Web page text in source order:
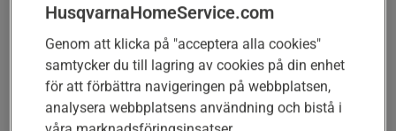
Nästa
HusqvarnaHomeService.com
Genom att klicka på "acceptera alla cookies"
samtycker du till lagring av cookies på din enhet
för att förbättra navigeringen på webbplatsen,
analysera webbplatsens användning och bistå i